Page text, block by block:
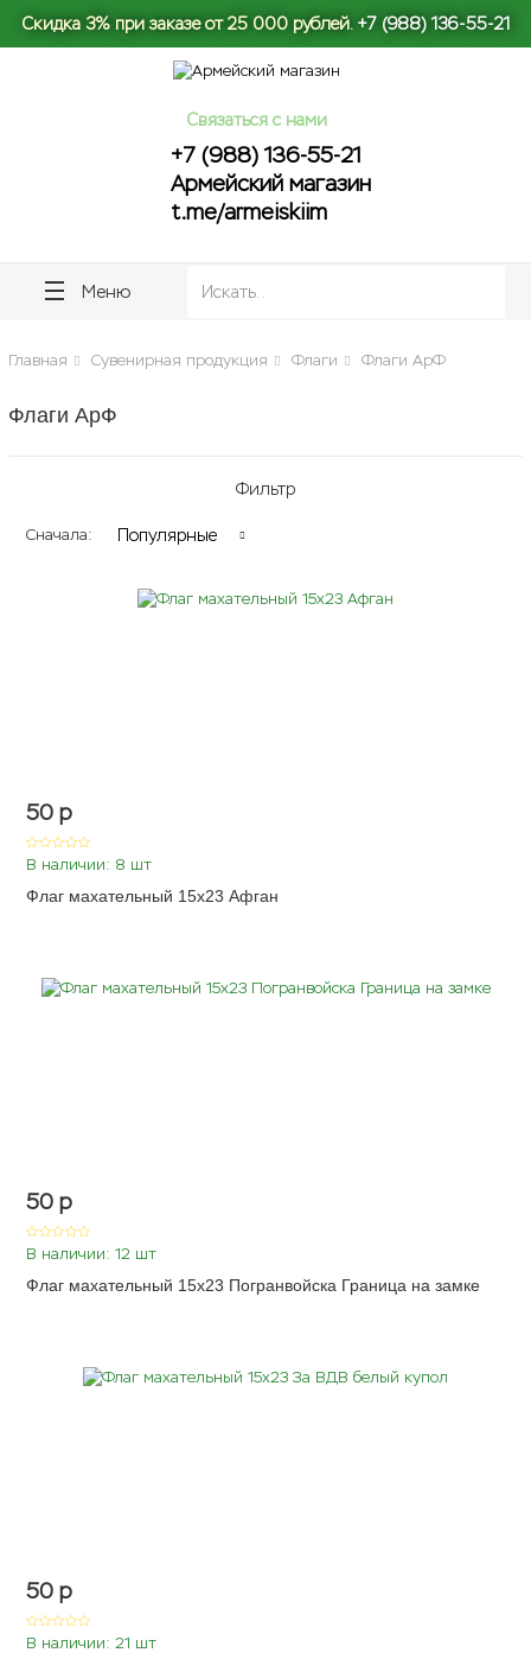
Скидка 3% при заказе от 25 000 рублей. +7 (988) 136-55-21
Связаться с нами
+7 (988) 136-55-21
Армейский магазин
t.me/armeiskiim
Меню
Главная Сувенирная продукция Флаги Флаги АрФ
Флаги АрФ
Фильтр
Сначала: Популярные
50 p
В наличии: 8 шт
Флаг махательный 15х23 Афган
50 p
В наличии: 12 шт
Флаг махательный 15х23 Погранвойска Граница на замке
50 p
В наличии: 21 шт